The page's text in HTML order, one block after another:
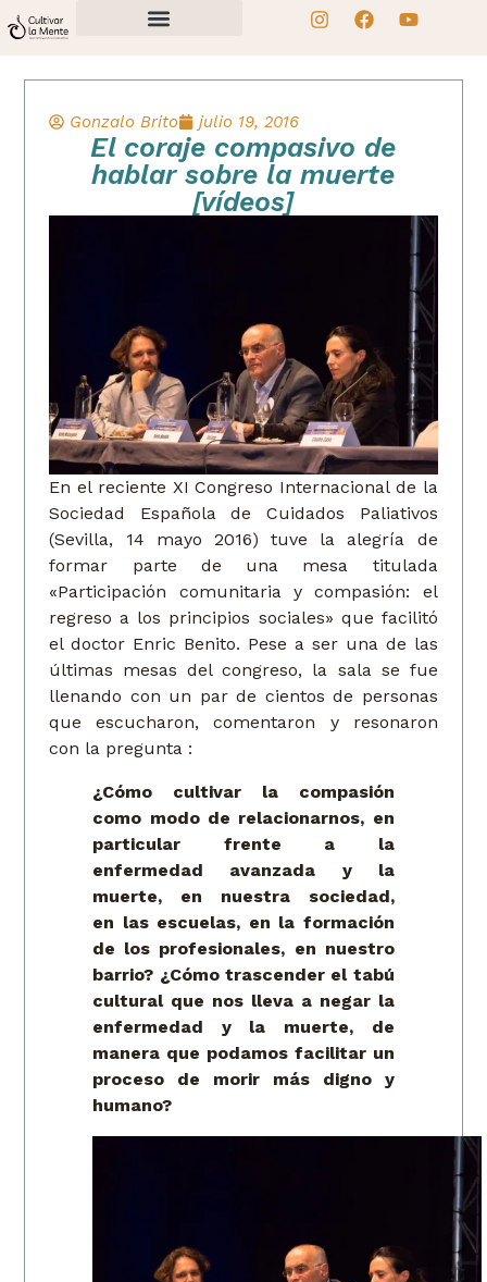
Gonzalo Brito julio 19, 2016
El coraje compasivo de
hablar sobre la muerte
[vídeos]
En el reciente XI Congreso Internacional de la
Sociedad Española de Cuidados Paliativos
(Sevilla, 14 mayo 2016) tuve la alegría de
formar parte de una mesa titulada
«Participación comunitaria y compasión: el
regreso a los principios sociales» que facilitó
el doctor Enric Benito. Pese a ser una de las
últimas mesas del congreso, la sala se fue
llenando con un par de cientos de personas
que escucharon, comentaron y resonaron
con la pregunta :
¿Cómo cultivar la compasión
como modo de relacionarnos, en
particular frente a la
enfermedad avanzada y la
muerte, en nuestra sociedad,
en las escuelas, en la formación
de los profesionales, en nuestro
barrio? ¿Cómo trascender el tabú
cultural que nos lleva a negar la
enfermedad y la muerte, de
manera que podamos facilitar un
proceso de morir más digno y
humano?